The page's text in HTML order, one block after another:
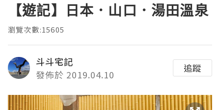
【遊記】日本．山口．湯田溫泉
瀏覽次數:15605
斗斗宅記
發佈於 2019.04.10
追蹤